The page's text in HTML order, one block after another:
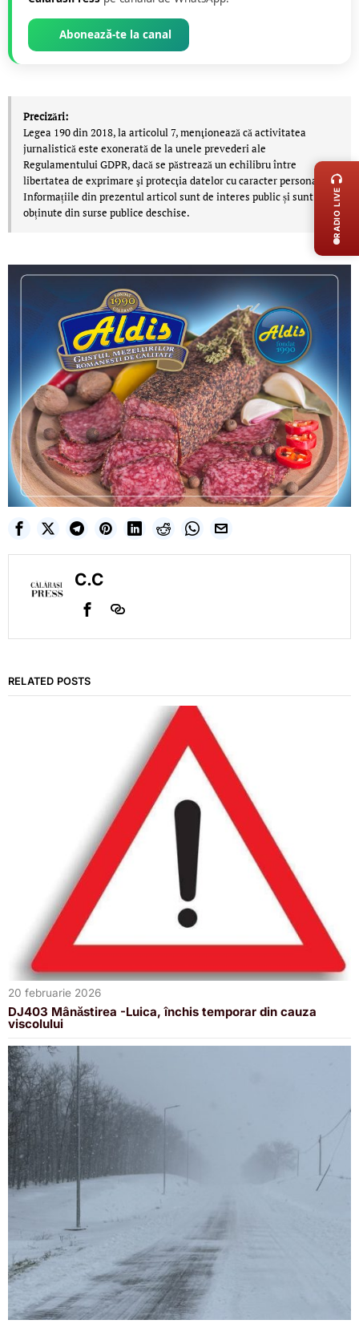
Abonează-te la canal
Precizări:
Legea 190 din 2018, la articolul 7, menţionează că activitatea
jurnalistică este exonerată de la unele prevederi ale
Regulamentului GDPR, dacă se păstrează un echilibru între
libertatea de exprimare şi protecţia datelor cu caracter personal.
Informațiile din prezentul articol sunt de interes public și sunt
obținute din surse publice deschise.
C.C
RELATED POSTS
20 februarie 2026
DJ403 Mânăstirea -Luica, închis temporar din cauza
viscolului
RADIO LIVE